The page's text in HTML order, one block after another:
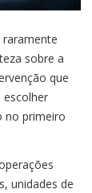
sobre a
que
escolher
no primeiro
unidades de